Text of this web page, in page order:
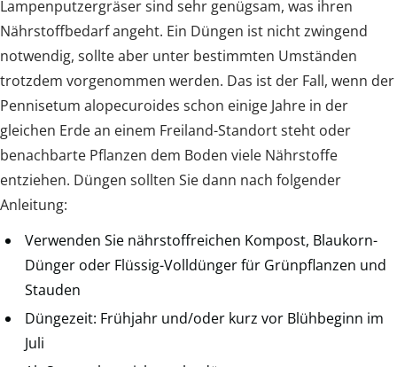
Lampenputzergräser sind sehr genügsam, was ihren
Nährstoffbedarf angeht. Ein Düngen ist nicht zwingend
notwendig, sollte aber unter bestimmten Umständen
trotzdem vorgenommen werden. Das ist der Fall, wenn der
Pennisetum alopecuroides schon einige Jahre in der
gleichen Erde an einem Freiland-Standort steht oder
benachbarte Pflanzen dem Boden viele Nährstoffe
entziehen. Düngen sollten Sie dann nach folgender
Anleitung:
Verwenden Sie nährstoffreichen Kompost, Blaukorn-
Dünger oder Flüssig-Volldünger für Grünpflanzen und
Stauden
Düngezeit: Frühjahr und/oder kurz vor Blühbeginn im
Juli